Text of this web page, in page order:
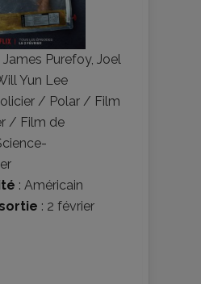
James Purefoy, Joel
Yun Lee
/ Polar / Film
/ Film de
: Américain
: 2 février